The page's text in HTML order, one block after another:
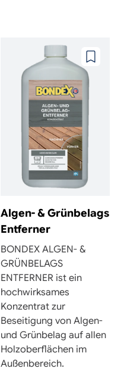
Zu
Algen- & Grünbelags
Entferner
BONDEX ALGEN- &
GRÜNBELAGS
ENTFERNER ist ein
hochwirksames
Konzentrat zur
Beseitigung von Algen-
und Grünbelag auf allen
Holzoberflächen im
Außenbereich.